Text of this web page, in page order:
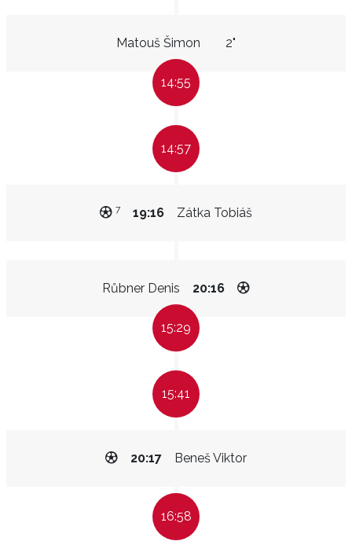
Matouš Šimon 2"
14:55
14:57
Zátka Tobiáš
19:16
7
Růbner Denis 20:16
15:29
15:41
Beneš Viktor
20:17
16:58